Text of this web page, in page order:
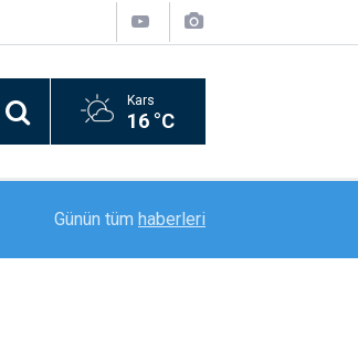
Kars
16 °C
Çekicinin kasasına sıkışan kediyi itfaiye kurtardı
Günün tüm haberleri